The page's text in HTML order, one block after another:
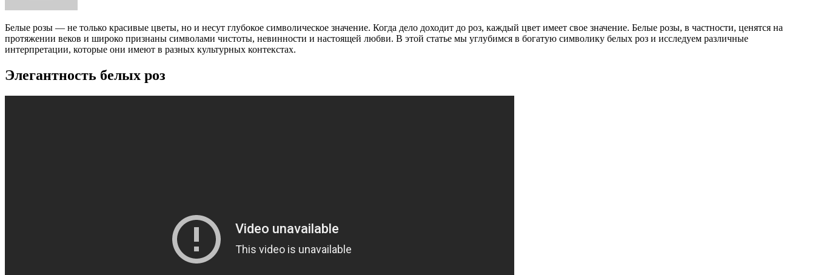
Белые розы — не только красивые цветы, но и несут глубокое символическое значение. Когда дело доходит до роз, каждый цвет имеет свое значение. Белые розы, в частности, ценятся на
протяжении веков и широко признаны символами чистоты, невинности и настоящей любви. В этой статье мы углубимся в богатую символику белых роз и исследуем различные
интерпретации, которые они имеют в разных культурных контекстах.
Элегантность белых роз